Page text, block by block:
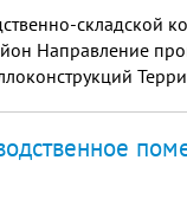
складской
Направление